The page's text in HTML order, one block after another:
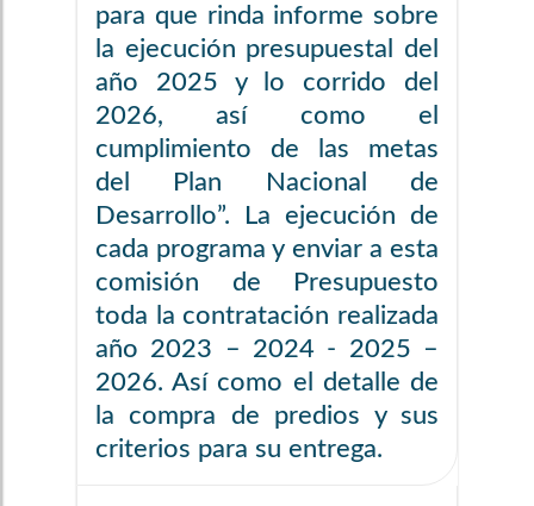
para que rinda informe sobre
la ejecución presupuestal del
año 2025 y lo corrido del
2026, así como el
cumplimiento de las metas
del Plan Nacional de
Desarrollo”. La ejecución de
cada programa y enviar a esta
comisión de Presupuesto
toda la contratación realizada
año 2023 – 2024 - 2025 –
2026. Así como el detalle de
la compra de predios y sus
criterios para su entrega.